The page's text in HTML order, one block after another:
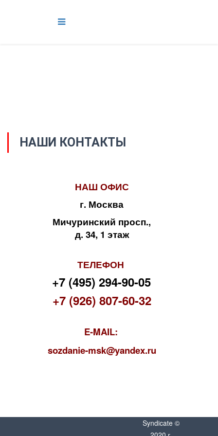
НАШИ КОНТАКТЫ
НАШ ОФИС
г. Москва
Мичуринский просп.,
д. 34, 1 этаж
ТЕЛЕФОН
+7 (495) 294-90-05
+7 (926) 807-60-32
E-MAIL:
sozdanie-msk@yandex.ru
Syndicate ©